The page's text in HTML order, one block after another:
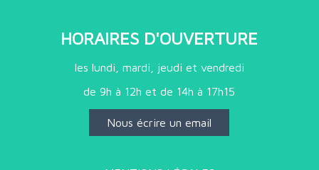
HORAIRES D'OUVERTURE
les lundi, mardi, jeudi et vendredi
de 9h à 12h et de 14h à 17h15
Nous écrire un email